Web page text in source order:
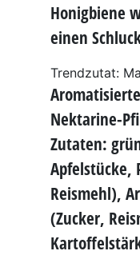
Honigbiene
einen
Trendzutat:
Nektarine-
Zutaten:
Apfelstücke,
Reismehl),
(Zucker,